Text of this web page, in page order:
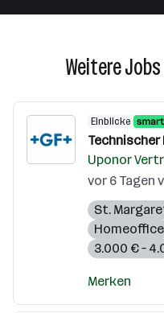
Weitere
Einblicke
Uponor
vor 6
St.
Homeoffice
3.000 € –
Merken